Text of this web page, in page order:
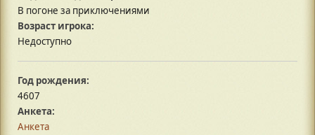
В погоне за приключениями
Возраст игрока:
Недоступно
Год рождения:
4607
Анкета:
Анкета